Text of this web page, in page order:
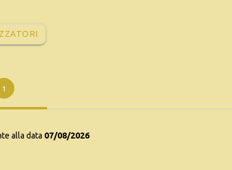
1
alla data 07/08/2026